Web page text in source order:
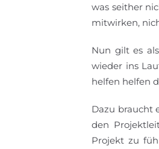
was seither
mitwirken,
Nun gilt es
wieder ins
helfen helfen
Dazu braucht
den
Projekt zu